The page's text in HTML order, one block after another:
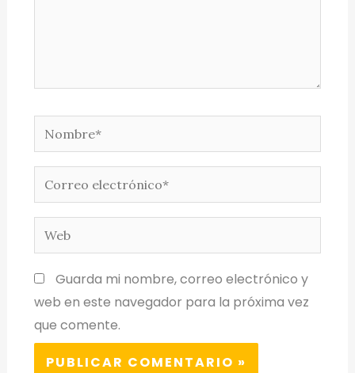
Guarda mi nombre, correo electrónico y
web en este navegador para la próxima vez
que comente.